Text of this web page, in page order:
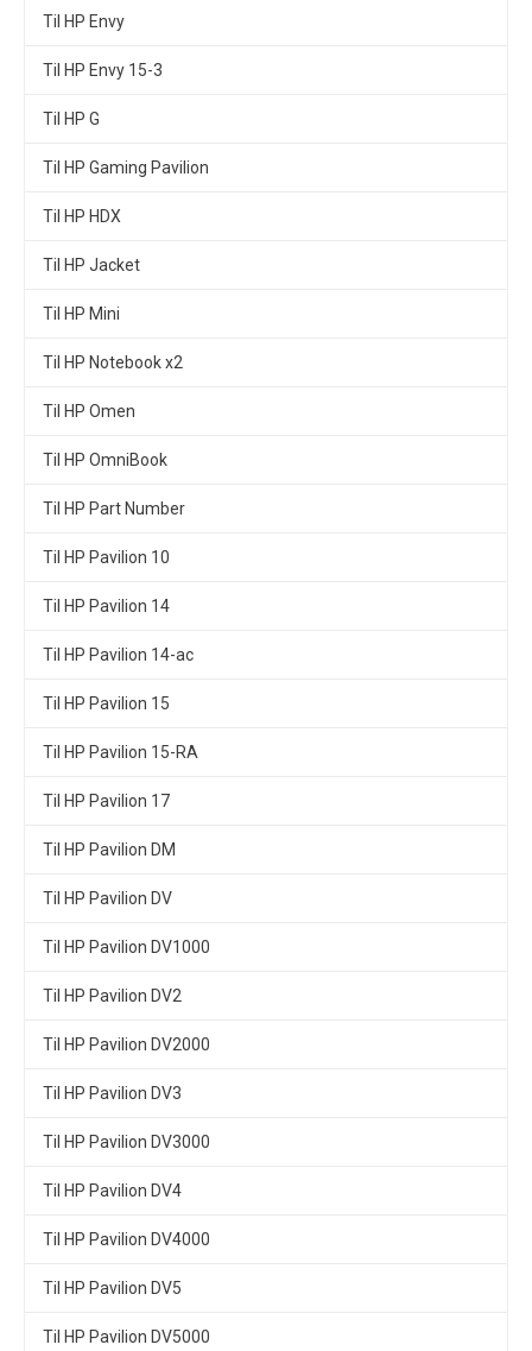
Til HP Envy
Til HP Envy 15-3
Til HP G
Til HP Gaming Pavilion
Til HP HDX
Til HP Jacket
Til HP Mini
Til HP Notebook x2
Til HP Omen
Til HP OmniBook
Til HP Part Number
Til HP Pavilion 10
Til HP Pavilion 14
Til HP Pavilion 14-ac
Til HP Pavilion 15
Til HP Pavilion 15-RA
Til HP Pavilion 17
Til HP Pavilion DM
Til HP Pavilion DV
Til HP Pavilion DV1000
Til HP Pavilion DV2
Til HP Pavilion DV2000
Til HP Pavilion DV3
Til HP Pavilion DV3000
Til HP Pavilion DV4
Til HP Pavilion DV4000
Til HP Pavilion DV5
Til HP Pavilion DV5000